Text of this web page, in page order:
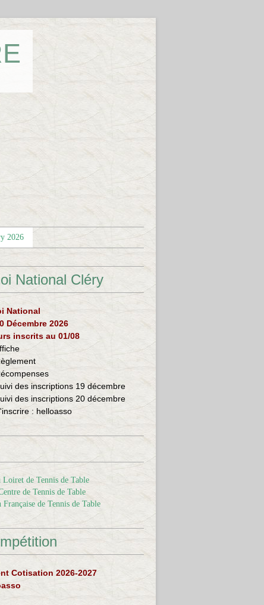
2026
National Cléry
National
Décembre 2026
inscrits au 01/08
des inscriptions 19 décembre
des inscriptions 20 décembre
: helloasso
Loiret de Tennis de Table
de Tennis de Table
Française de Tennis de Table
Cotisation 2026-2027